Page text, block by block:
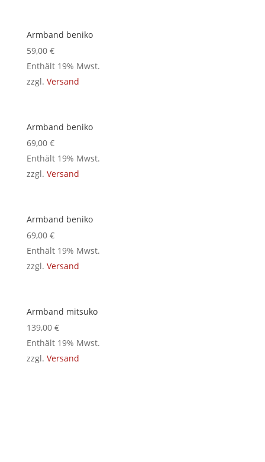
Armband beniko
59,00 €
Enthält 19% Mwst.
zzgl. Versand
Armband beniko
69,00 €
Enthält 19% Mwst.
zzgl. Versand
Armband beniko
69,00 €
Enthält 19% Mwst.
zzgl. Versand
Armband mitsuko
139,00 €
Enthält 19% Mwst.
zzgl. Versand